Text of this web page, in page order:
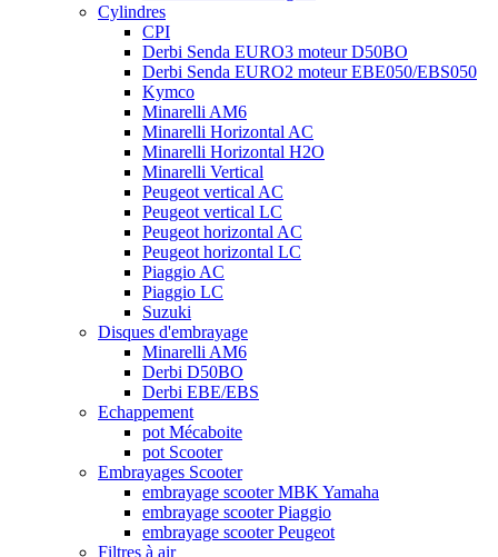
Cylindres
CPI
Derbi Senda EURO3 moteur D50BO
Derbi Senda EURO2 moteur EBE050/EBS050
Kymco
Minarelli AM6
Minarelli Horizontal AC
Minarelli Horizontal H2O
Minarelli Vertical
Peugeot vertical AC
Peugeot vertical LC
Peugeot horizontal AC
Peugeot horizontal LC
Piaggio AC
Piaggio LC
Suzuki
Disques d'embrayage
Minarelli AM6
Derbi D50BO
Derbi EBE/EBS
Echappement
pot Mécaboite
pot Scooter
Embrayages Scooter
embrayage scooter MBK Yamaha
embrayage scooter Piaggio
embrayage scooter Peugeot
Filtres à air